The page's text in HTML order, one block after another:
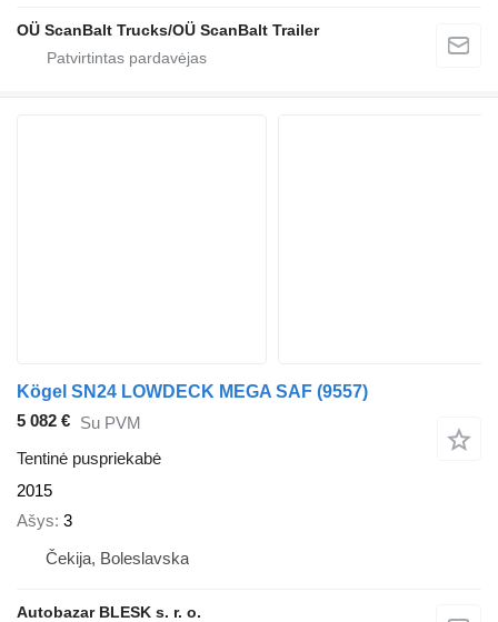
OÜ ScanBalt Trucks/OÜ ScanBalt Trailer
Kögel SN24 LOWDECK MEGA SAF (9557)
5 082 € Su PVM
Tentinė puspriekabė
2015
Ašys 3
Čekija, Boleslavska
Autobazar BLESK s. r. o.